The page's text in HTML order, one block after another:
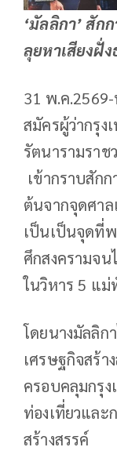
‘มัลลิกา’ สัก
ลุยหาเสียงฝั่
31 พ.ค
สมัครผู้ว่ากรุง
รัตนารามราช
เข้ากราบสัก
ต้นจากจุดศา
เป็นเป็นจุดที่
ศึกสงครามจ
ในวิหาร 5 แ
โดยนางมัลลิก
เศรษฐกิจสร้า
ครอบคลุมกรุ
ท่องเที่ยวแล
สร้างสรรค์